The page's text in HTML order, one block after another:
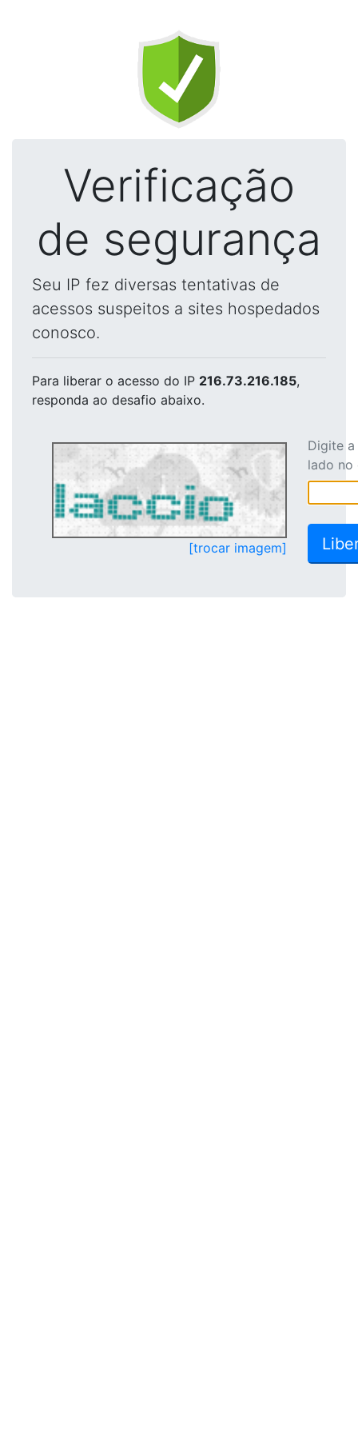
Verificação
de segurança
Seu IP fez diversas tentativas de
acessos suspeitos a sites hospedados
conosco.
Para liberar o acesso do IP 216.73.216.185,
responda ao desafio abaixo.
[trocar imagem]
Digite
lado no